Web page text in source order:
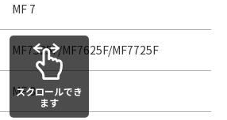
らず、本契約書第2条、第4条
第8条第4項および第10条の規
終了後も効力を有します。
RESTRICTED RIGHTS
MF 7
MF7525F/MF7625F/MF7725F
MF 8
スクロールでき
ます